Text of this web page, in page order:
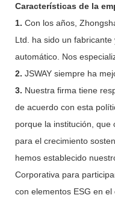
Características de la
1. Con los años,
Ltd. ha sido un
automático. Nos
2. JSWAY siempre ha
3. Nuestra firma tiene
de acuerdo con esta
porque la institución, que
para el crecimiento
hemos establecido
Corporativa para
con elementos ESG en el